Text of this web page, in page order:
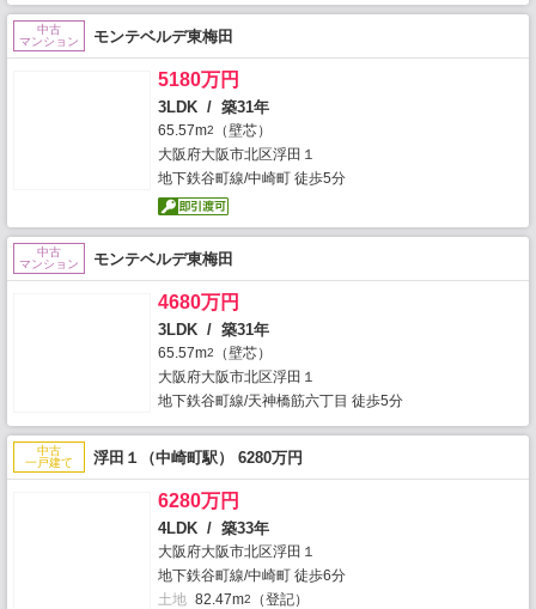
中古
マンション
モンテベルデ東梅田
5180万円
3LDK / 築31年
65.57m2
（壁芯）
大阪府大阪市北区浮田１
地下鉄谷町線/中崎町 徒歩5分
中古
マンション
モンテベルデ東梅田
4680万円
3LDK / 築31年
65.57m2
（壁芯）
大阪府大阪市北区浮田１
地下鉄谷町線/天神橋筋六丁目 徒歩5分
中古
一戸建て
浮田１（中崎町駅） 6280万円
6280万円
4LDK / 築33年
大阪府大阪市北区浮田１
地下鉄谷町線/中崎町 徒歩6分
土地 82.47m2
（登記）